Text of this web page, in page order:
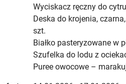
Wyciskacz ręczny do
Deska do krojenia,
szt.
Białko pasteryzowane w
Szufelka do lodu z
Puree owocowe –